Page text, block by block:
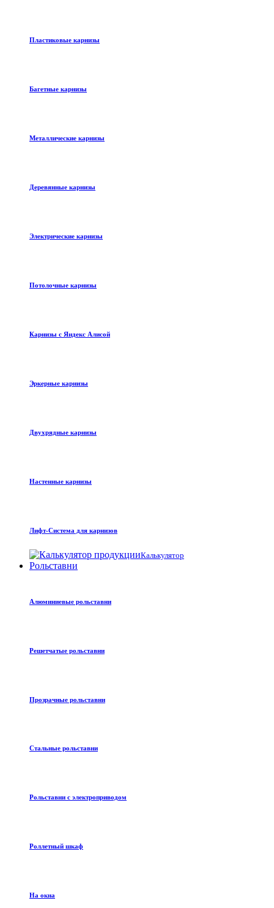
Пластиковые карнизы
Багетные карнизы
Металлические карнизы
Деревянные карнизы
Электрические карнизы
Потолочные карнизы
Карнизы с Яндекс Алисой
Эркерные карнизы
Двухрядные карнизы
Настенные карнизы
Лифт-Система для карнизов
Калькулятор
Рольставни
Алюминиевые рольставни
Решетчатые рольставни
Прозрачные рольставни
Стальные рольставни
Рольставни с электроприводом
Роллетный шкаф
На окна